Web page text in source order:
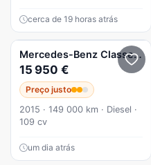
cerca de 19 horas atrás
Mercedes-Benz Classe A
15 950 €
Preço justo
2015 · 149 000 km · Diesel ·
109 cv
um dia atrás